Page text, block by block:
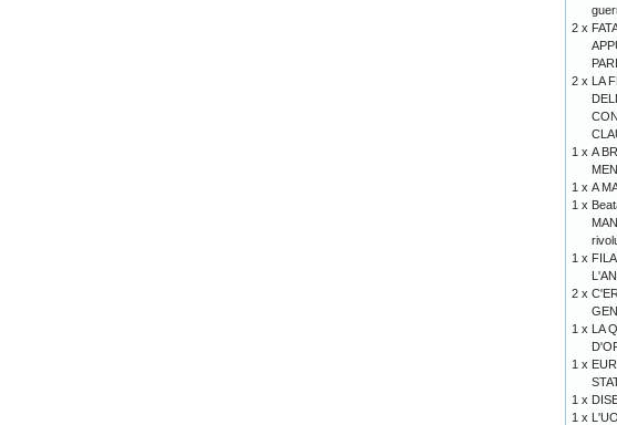
2 x
2 x LA
1 x A
1 x A
1 x
1 x
2 x
1 x LA
1 x
1 x
1 x